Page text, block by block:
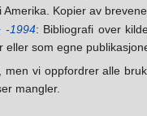
Kopier av
-1994: Bibliografi over
som egne
vi oppfordrer alle
mangler.